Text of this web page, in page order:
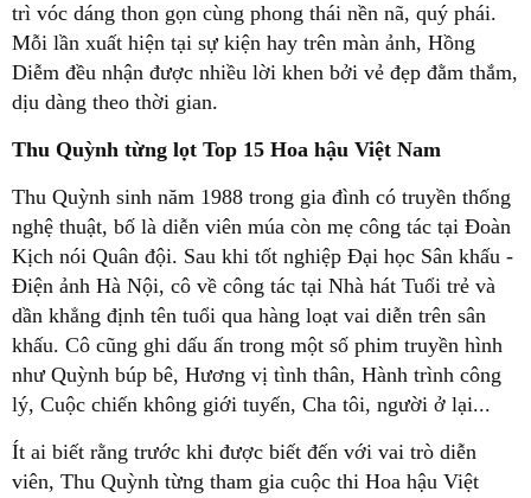
trì vóc dáng thon gọn cùng phong thái nền nã, quý phái.
Mỗi lần xuất hiện tại sự kiện hay trên màn ảnh, Hồng
Diễm đều nhận được nhiều lời khen bởi vẻ đẹp đằm thắm,
dịu dàng theo thời gian.
Thu Quỳnh từng lọt Top 15 Hoa hậu Việt Nam
Thu Quỳnh sinh năm 1988 trong gia đình có truyền thống
nghệ thuật, bố là diễn viên múa còn mẹ công tác tại Đoàn
Kịch nói Quân đội. Sau khi tốt nghiệp Đại học Sân khấu -
Điện ảnh Hà Nội, cô về công tác tại Nhà hát Tuổi trẻ và
dần khẳng định tên tuổi qua hàng loạt vai diễn trên sân
khấu. Cô cũng ghi dấu ấn trong một số phim truyền hình
như Quỳnh búp bê, Hương vị tình thân, Hành trình công
lý, Cuộc chiến không giới tuyến, Cha tôi, người ở lại...
Ít ai biết rằng trước khi được biết đến với vai trò diễn
viên, Thu Quỳnh từng tham gia cuộc thi Hoa hậu Việt